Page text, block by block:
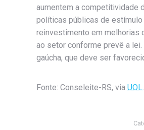
aumentem a competitividade
políticas públicas de estímulo
reinvestimento em melhorias
ao setor conforme prevê a
gaúcha, que deve ser
Fonte: Conseleite-RS, via UOL